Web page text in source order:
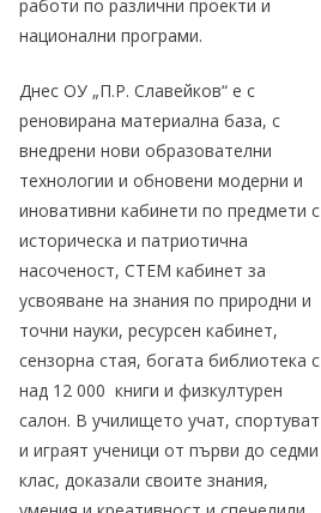
работи по различни проекти и
национални програми.
Днес ОУ „П.Р. Славейков“ е с
реновирана материална база, с
внедрени нови образователни
технологии и обновени модерни и
иновативни кабинети по предмети с
историческа и патриотична
насоченост, СТЕМ кабинет за
усвояване на знания по природни и
точни науки, ресурсен кабинет,
сензорна стая, богата библиотека с
над 12 000 книги и физкултурен
салон. В училището учат, спортуват
и играят ученици от първи до седми
клас, доказали своите знания,